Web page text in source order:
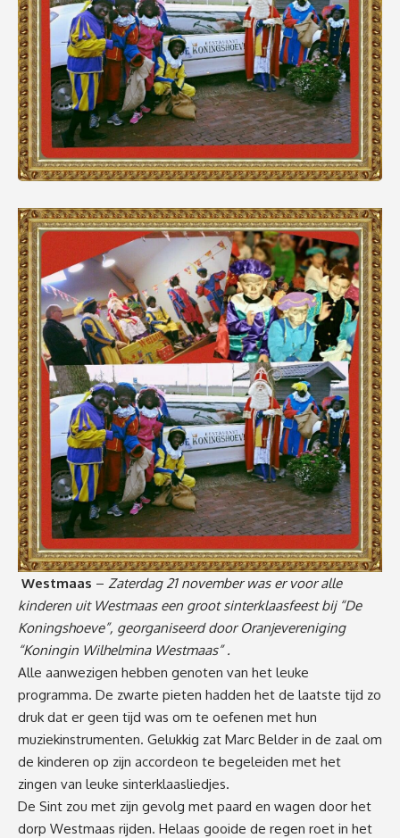
Westmaas – Zaterdag 21 november was er voor alle
kinderen uit Westmaas een groot sinterklaasfeest bij “De
Koningshoeve”, georganiseerd door Oranjevereniging
“Koningin Wilhelmina Westmaas” .
Alle aanwezigen hebben genoten van het leuke
programma. De zwarte pieten hadden het de laatste tijd zo
druk dat er geen tijd was om te oefenen met hun
muziekinstrumenten. Gelukkig zat Marc Belder in de zaal om
de kinderen op zijn accordeon te begeleiden met het
zingen van leuke sinterklaasliedjes.
De Sint zou met zijn gevolg met paard en wagen door het
dorp Westmaas rijden. Helaas gooide de regen roet in het